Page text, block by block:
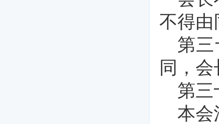
不得由
第
同，
第三
本会